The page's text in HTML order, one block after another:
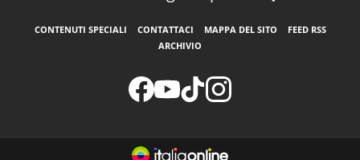
CONTENUTI SPECIALI CONTATTACI MAPPA DEL SITO
FEED RSS
ARCHIVIO